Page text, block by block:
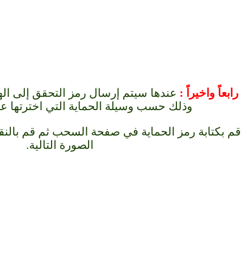
رابعاً واخيراً : عندها سيتم إرسال رمز التحقق إلى
وذلك حسب وسيلة الحماية التي اخترتها
قم بكتابة رمز الحماية في صفحة السحب ثم قم
الصورة التالية.